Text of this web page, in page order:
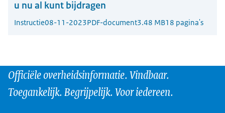
u nu al kunt bijdragen
Instructie08-11-2023PDF-document3.48 MB18 pagina's
Officiële overheidsinformatie. Vindbaar.
Toegankelijk. Begrijpelijk. Voor iedereen.